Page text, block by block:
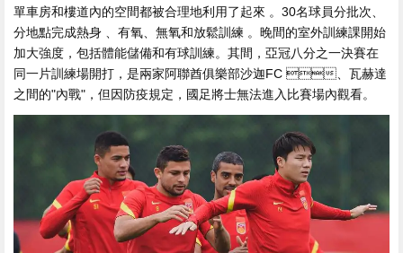
單車房和樓道內的空間都被合理地利用了起來 。30名球員分批次 、
分地點完成熱身 、有氧、無氧和放鬆訓練 。晚間的室外訓練課開始
加大強度 ，包括體能儲備和有球訓練。其間，亞冠八分之一決賽在
同一片訓練場開打，是兩家阿聯酋俱樂部沙迦FC 、瓦赫達
之間的"內戰"，但因防疫規定 ，國足將士無法進入比賽場內觀看。